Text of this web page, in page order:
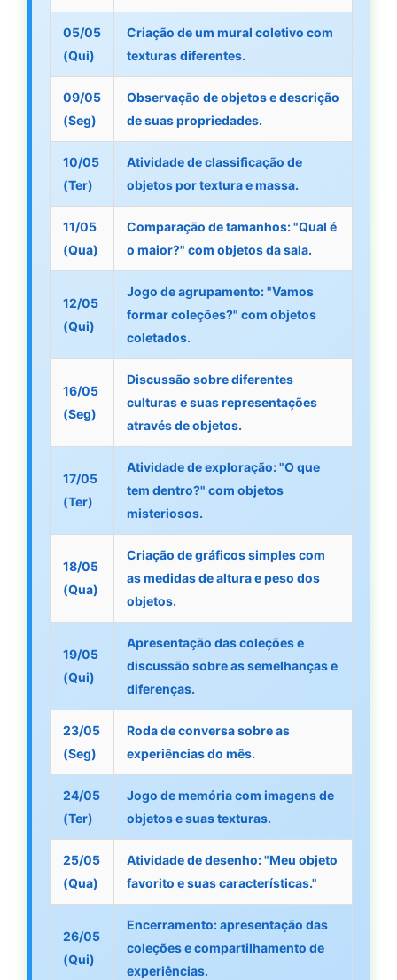
05/05
(Qui)
Criação de um mural coletivo com
texturas diferentes.
09/05
(Seg)
Observação de objetos e descrição
de suas propriedades.
10/05
(Ter)
Atividade de classificação de
objetos por textura e massa.
11/05
(Qua)
Comparação de tamanhos: "Qual é
o maior?" com objetos da sala.
12/05
(Qui)
Jogo de agrupamento: "Vamos
formar coleções?" com objetos
coletados.
16/05
(Seg)
Discussão sobre diferentes
culturas e suas representações
através de objetos.
17/05
(Ter)
Atividade de exploração: "O que
tem dentro?" com objetos
misteriosos.
18/05
(Qua)
Criação de gráficos simples com
as medidas de altura e peso dos
objetos.
19/05
(Qui)
Apresentação das coleções e
discussão sobre as semelhanças e
diferenças.
23/05
(Seg)
Roda de conversa sobre as
experiências do mês.
24/05
(Ter)
Jogo de memória com imagens de
objetos e suas texturas.
25/05
(Qua)
Atividade de desenho: "Meu objeto
favorito e suas características."
26/05
(Qui)
Encerramento: apresentação das
coleções e compartilhamento de
experiências.